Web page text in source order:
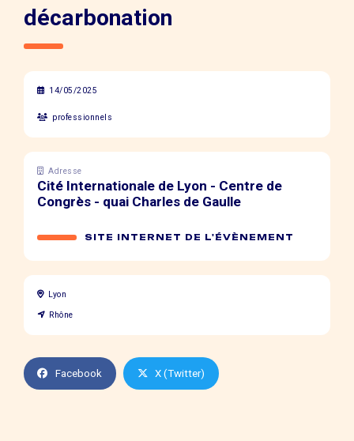
décarbonation
14/05/2025
professionnels
Adresse
Cité Internationale de Lyon - Centre de
Congrès - quai Charles de Gaulle
SITE INTERNET DE L'ÉVÈNEMENT
Lyon
Rhône
Facebook X (Twitter)